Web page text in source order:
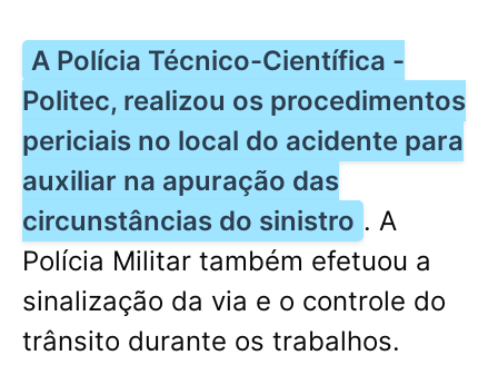
A Polícia Técnico-Científica -
Politec, realizou os procedimentos
periciais no local do acidente para
auxiliar na apuração das
circunstâncias do sinistro . A
Polícia Militar também efetuou a
sinalização da via e o controle do
trânsito durante os trabalhos.